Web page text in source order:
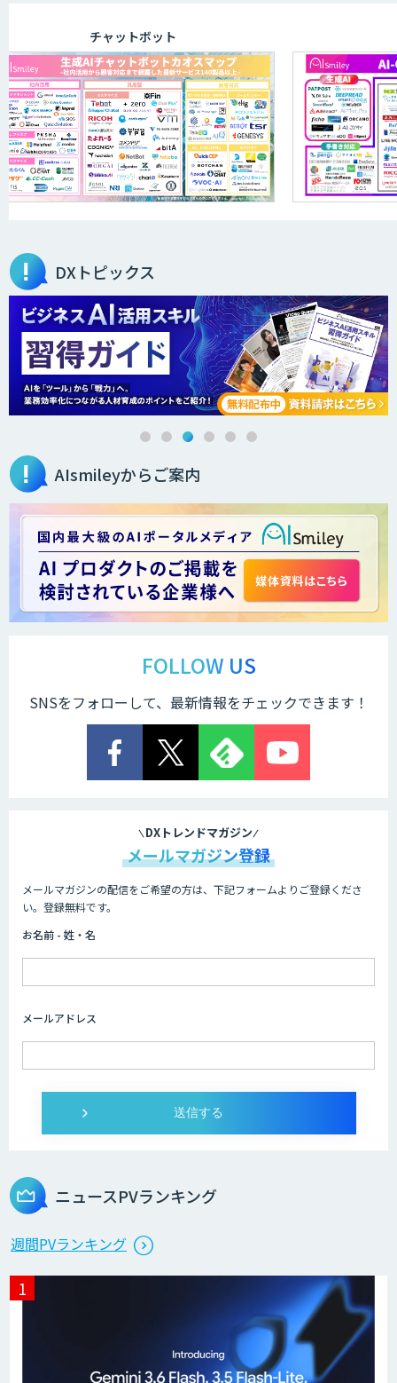
高性能 AI エンジン搭載エッジシステム
「VAB-5000」
m2view
製造業特化の図面DXサービス「図面ベー
ス」
画像解析・デジタルツイン領域のAI開発
AI開発・伴走支援・内製化支援
DXセカンドオピニオン
Meter
Preferred Networks Visual Inspection
ト」
Drug Discovery AI Factory
KIBIT Amanogawa
AI 受託開発・導入支援
AIカメラ「GAUDi EYE」
チャットボット
DXトピックス
AIsmileyからご案内
FOLLOW US
SNSをフォローして、最新情報をチェックできます！
DXトレンドマガジン
メールマガジン登録
メールマガジンの配信をご希望の方は、下記フォームよりご登録くださ
い。登録無料です。
お名前 - 姓・名
メールアドレス
ニュースPVランキング
週間PVランキング